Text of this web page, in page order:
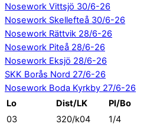
Nosework Vittsjö 30/6-26
Nosework Skellefteå 30/6-26
Nosework Rättvik 28/6-26
Nosework Piteå 28/6-26
Nosework Eksjö 28/6-26
SKK Borås Nord 27/6-26
Nosework Boda Kyrkby 27/6-26
Lo
Dist/LK Pl/Bo
03
320/k04 1/4